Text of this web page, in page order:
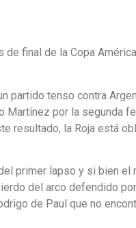
final de la Copa
partido tenso contra
por la segunda
resultado, la Roja está
primer lapso y si bien el
del arco defendido
de Paul que no